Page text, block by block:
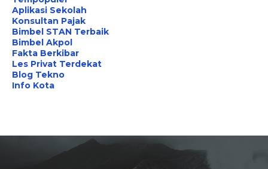
Aplikasi Sekolah
Konsultan Pajak
Bimbel STAN Terbaik
Bimbel Akpol
Fakta Berkibar
Les Privat Terdekat
Blog Tekno
Info Kota